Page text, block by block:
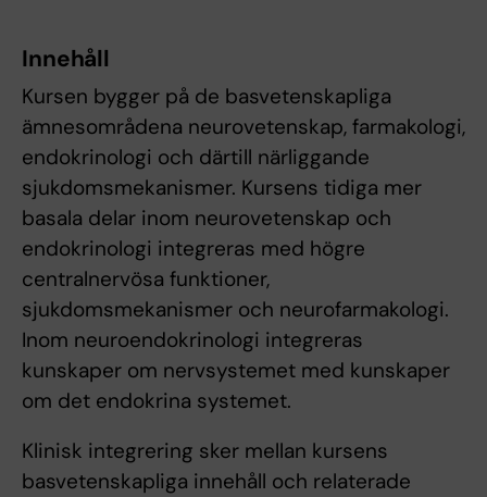
Innehåll
Kursen bygger på de basvetenskapliga
ämnesområdena neurovetenskap, farmakologi,
endokrinologi och därtill närliggande
sjukdomsmekanismer. Kursens tidiga mer
basala delar inom neurovetenskap och
endokrinologi integreras med högre
centralnervösa funktioner,
sjukdomsmekanismer och neurofarmakologi.
Inom neuroendokrinologi integreras
kunskaper om nervsystemet med kunskaper
om det endokrina systemet.
Klinisk integrering sker mellan kursens
basvetenskapliga innehåll och relaterade